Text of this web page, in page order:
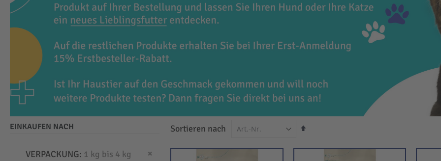
Sortieren nach
In
Reihenfolge
EINKAUFEN NACH
VERPACKUNG 1 kg bis 4 kg
Dies entfernen